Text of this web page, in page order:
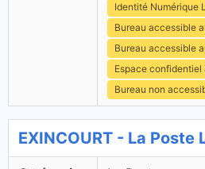
Identité Numérique
Bureau accessible
Bureau accessible
Espace
Bureau non
EXINCOURT - La Poste